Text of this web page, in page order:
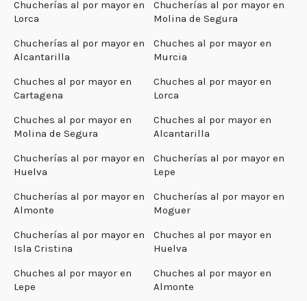
Chucherías al por mayor en
Lorca
Chucherías al por mayor en
Molina de Segura
Chucherías al por mayor en
Alcantarilla
Chuches al por mayor en
Murcia
Chuches al por mayor en
Cartagena
Chuches al por mayor en
Lorca
Chuches al por mayor en
Molina de Segura
Chuches al por mayor en
Alcantarilla
Chucherías al por mayor en
Huelva
Chucherías al por mayor en
Lepe
Chucherías al por mayor en
Almonte
Chucherías al por mayor en
Moguer
Chucherías al por mayor en
Isla Cristina
Chuches al por mayor en
Huelva
Chuches al por mayor en
Lepe
Chuches al por mayor en
Almonte